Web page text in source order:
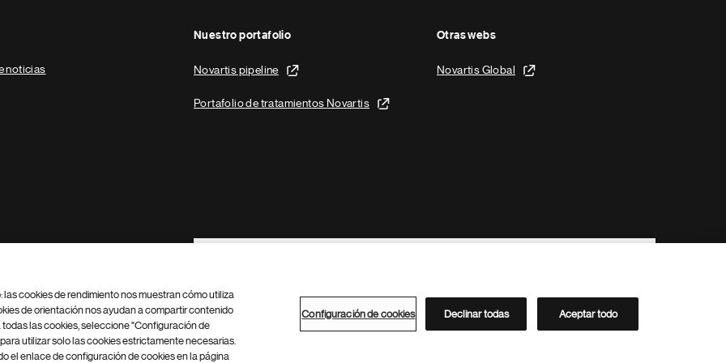
noticias
Nuestro portafolio
Novartis pipeline
Portafolio de tratamientos Novartis
Otras webs
Novartis Global
Footer Site Search
Configuración de cookies Mapa del sitio
Directorio de Novartis
cookies de rendimiento nos muestran cómo utiliza
de orientación nos ayudan a compartir contenido
las cookies, seleccione "Configuración de
utilizar solo las cookies estrictamente necesarias.
el enlace de configuración de cookies en la página
Configuración de cookies Declinar todas Aceptar todo